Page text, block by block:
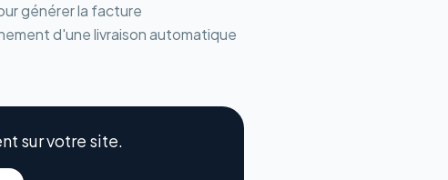
générer la facture
d'une livraison automatique
sur votre site.